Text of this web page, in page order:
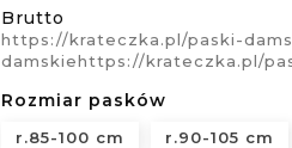
Brutto
https://krateczka.pl/paski-
damskiehttps://krateczka.pl/
Rozmiar pasków
r.85-100 cm r.90-105 cm